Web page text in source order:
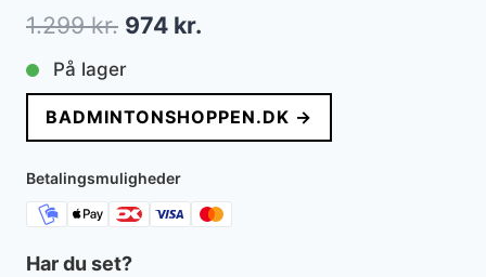
1.299kr. Den
oprindelige
pris
var:
1.299 kr..
974 kr.
pris
er:
På lager
BADMINTONSHOPPEN.DK →
Betalingsmuligheder
Har du set?